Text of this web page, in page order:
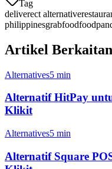
Tag
deliverect alternative
philippinesgrabfood
Artikel Berkaitan
Alternatives5 min
Alternatif HitPay
Klikit
Alternatives5 min
Alternatif Square